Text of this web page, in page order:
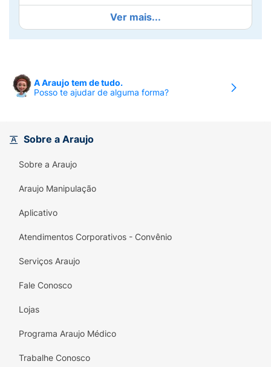
Ver mais...
A Araujo tem de tudo.
Posso te ajudar de alguma forma?
Sobre a Araujo
Sobre a Araujo
Araujo Manipulação
Aplicativo
Atendimentos Corporativos - Convênio
Serviços Araujo
Fale Conosco
Lojas
Programa Araujo Médico
Trabalhe Conosco